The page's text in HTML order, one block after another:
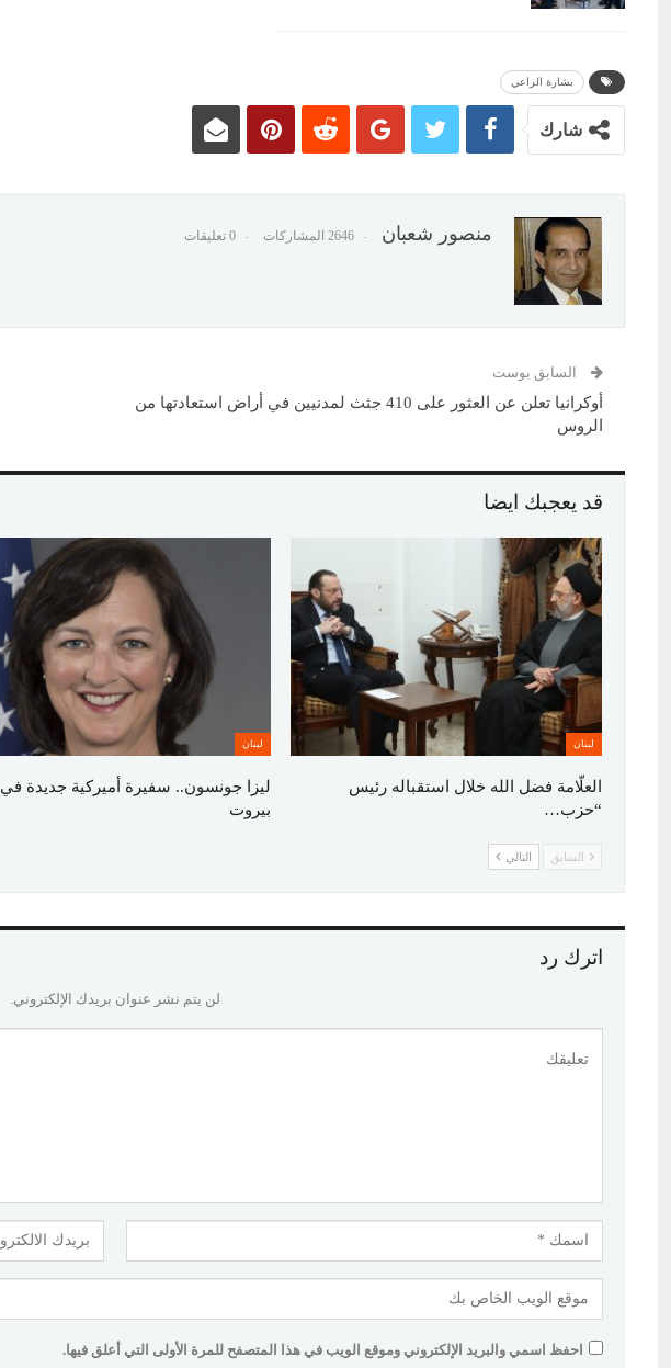
بشارة الراعي
شارك
منصور شعبان 2646 المشاركات 0 تعليقات
السابق بوست
أوكرانيا تعلن عن العثور على 410 جثث لمدنيين في أراض استعادتها من
الروس
قد يعجبك ايضا
لبنان
العلّامة فضل الله خلال استقباله رئيس
“حزب…
لبنان
ليزا جونسون.. سفيرة أميركية جديدة في
بيروت
السابق التالي
اترك رد
لن يتم نشر عنوان بريدك الإلكتروني.
احفظ اسمي والبريد الإلكتروني وموقع الويب في هذا المتصفح للمرة الأولى التي أعلق فيها.